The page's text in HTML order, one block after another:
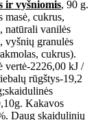
ir vyšniomis, 90 g.
masė, cukrus,
natūrali vanilės
vyšnių granulės
cukrus).
2226,00 kJ /
rūgštys-19,2
Kakavos
Daug skaidulinių